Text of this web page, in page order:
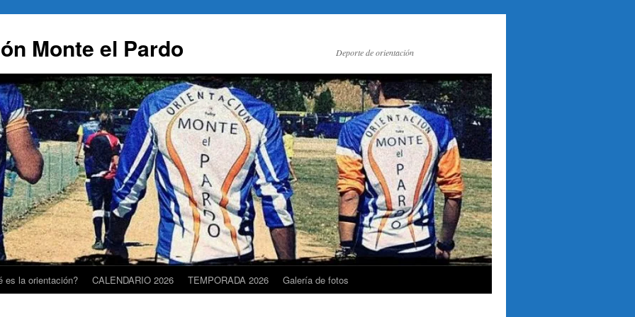
Monte el Pardo Deporte de orientación
es la orientación? CALENDARIO 2026 TEMPORADA 2026 Galería de fotos